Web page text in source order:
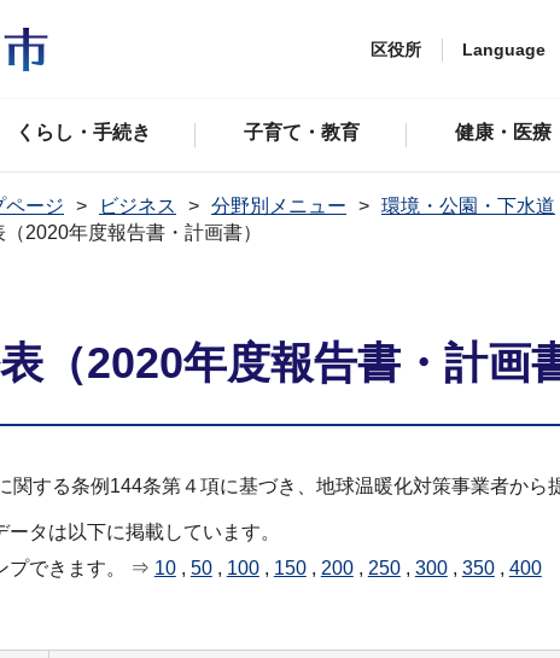
区役所 Language
くらし・手続き 子育て・教育 健康・医療
ページ ビジネス 分野別メニュー 環境・公園・下水道
2020年度報告書・計画書）
（2020年度報告書・計画
関する条例144条第４項に基づき、地球温暖化対策事業者か
タは以下に掲載しています。
プできます。 ⇒ 10, 50, 100, 150, 200, 250, 300, 350, 400